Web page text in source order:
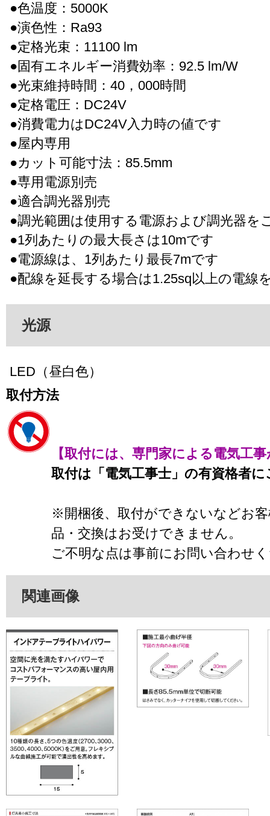
●色温度：5000K
●演色性：Ra93
●定格光束：11100 lm
●固有エネルギー消費効率：92.5 lm/W
●光束維持時間：40，000時間
●定格電圧：DC24V
●消費電力はDC24V入力時の値です
●屋内専用
●カット可能寸法：85.5mm
●専用電源別売
●適合調光器別売
●調光範囲は使用する電源および調光器を
●1列あたりの最大長さは10mです
●電源線は、1列あたり最長7mです
●配線を延長する場合は1.25sq以上の電線
光源
LED（昼白色）
取付方法
【取付には、専門家による電気工
取付は「電気工事士」の有資格者
※開梱後、取付ができないなどお
品・交換はお受けできません。
ご不明な点は事前にお問い合わせ
関連画像